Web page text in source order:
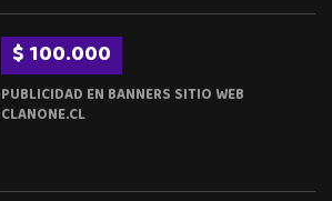
$ 100.000
PUBLICIDAD EN BANNERS SITIO WEB
CLANONE.CL